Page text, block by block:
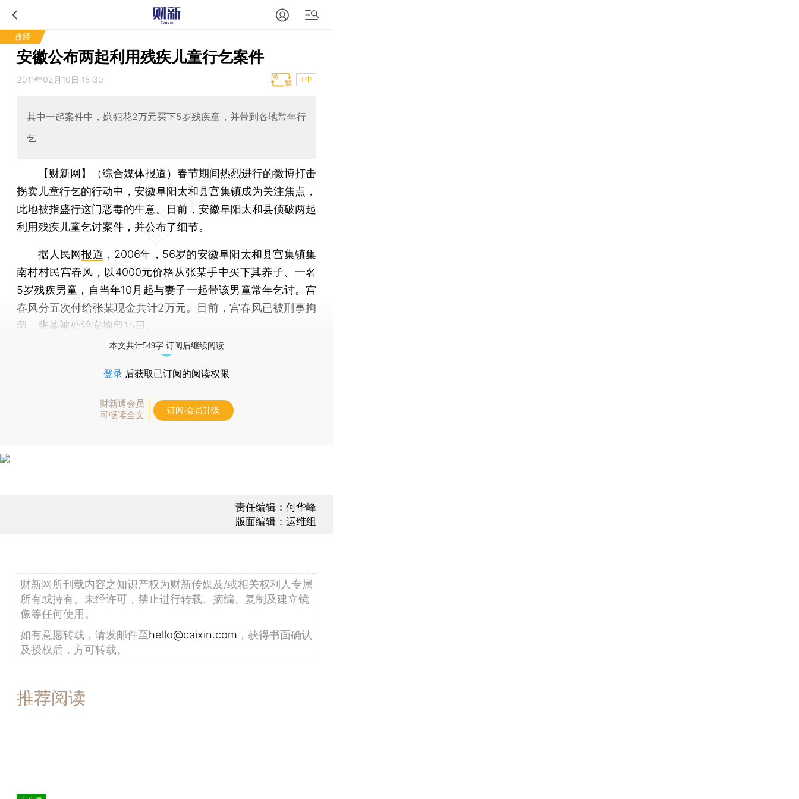
政经
安徽公布两起利用残疾儿童行乞案件
2011年02月10日 18:30 T中
其中一起案件中，嫌犯花2万元买下5岁残疾童，并带到各地常年行
乞
【财新网】（综合媒体报道） 春节期间热烈进行的微博打击
拐卖儿童行乞的行动中，安徽阜阳太和县宫集镇成为关注焦点，
此地被指盛行这门恶毒的生意。日前，安徽阜阳太和县侦破两起
利用残疾儿童乞讨案件，并公布了细节。
据人民网报道 ，2006年，56岁的安徽阜阳太和县宫集镇集
南村村民宫春风，以4000元价格从张某手中买下其养子、一名
5岁残疾男童，自当年10月起与妻子一起带该男童常年乞讨。宫
春风分五次付给张某现金共计2万元。目前，宫春风已被刑事拘
留，张某被处治安拘留15日。
本文共计549字 订阅后继续阅读
登录 后获取已订阅的阅读权限
财新通会员
可畅读全文
订阅/会员升级
责任编辑：何华峰
版面编辑：运维组
财新网所刊载内容之知识产权为财新传媒及/或相关权利人专属
所有或持有。未经许可，禁止进行转载、摘编、复制及建立镜
像等任何使用。
如有意愿转载，请发邮件至hello@caixin.com ，获得书面确认
及授权后，方可转载。
推荐阅读